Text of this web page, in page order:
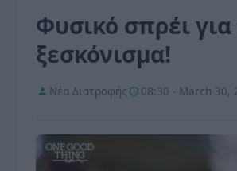
Φυσικό σπρέι για
ξεσκόνισμα!
Νέα Διατροφής 08:30 - March 30,